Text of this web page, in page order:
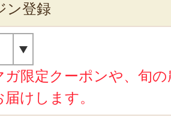
ン登録
限定クーポンや、旬
けします。